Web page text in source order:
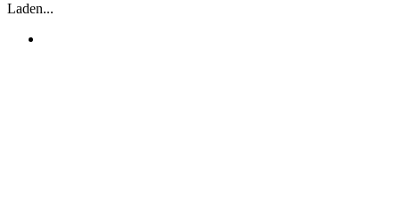
Laden...